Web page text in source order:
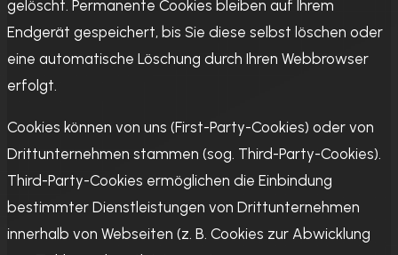
gelöscht. Permanente Cookies bleiben auf Ihrem
Endgerät gespeichert, bis Sie diese selbst löschen oder
eine automatische Löschung durch Ihren Webbrowser
erfolgt.
Cookies können von uns (First-Party-Cookies) oder von
Drittunternehmen stammen (sog. Third-Party-Cookies).
Third-Party-Cookies ermöglichen die Einbindung
bestimmter Dienstleistungen von Drittunternehmen
innerhalb von Webseiten (z. B. Cookies zur Abwicklung